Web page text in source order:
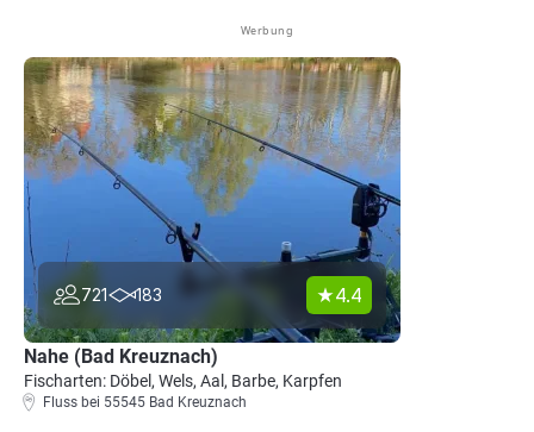
Werbung
721 183 4.4
Nahe (Bad Kreuznach)
Fischarten: Döbel, Wels, Aal, Barbe, Karpfen
Fluss bei 55545 Bad Kreuznach